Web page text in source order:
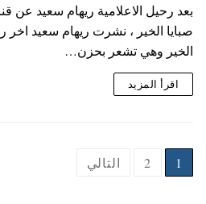
بعد رحيل الاعلامية ريهام سعيد عن
صبايا الخير ، نشرت ريهام سعيد اخر
الخير وهي تشعر بحزن…
اقرأ المزيد
Posts
1
2 التالي